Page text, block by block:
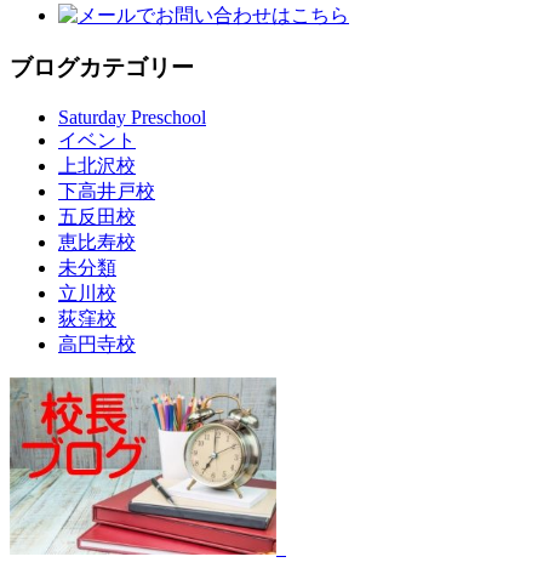
ブログカテゴリー
Saturday Preschool
イベント
上北沢校
下高井戸校
五反田校
恵比寿校
未分類
立川校
荻窪校
高円寺校